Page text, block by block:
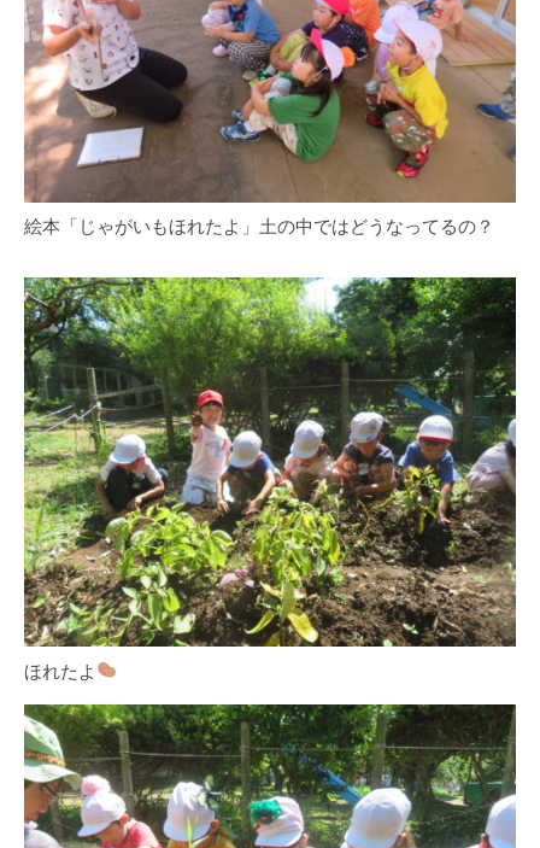
絵本「じゃがいもほれたよ」土の中ではどうなってるの？
ほれたよ